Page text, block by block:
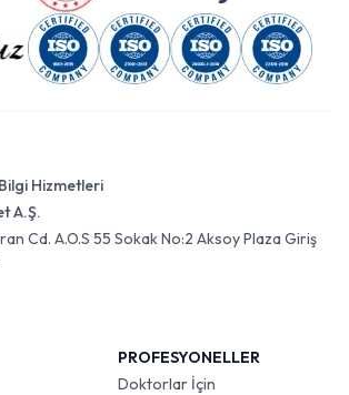
Hizmetleri
A.Ş.
Cd. A.O.S 55 Sokak No:2 Aksoy Plaza Giriş
PROFESYONELLER
Doktorlar İçin